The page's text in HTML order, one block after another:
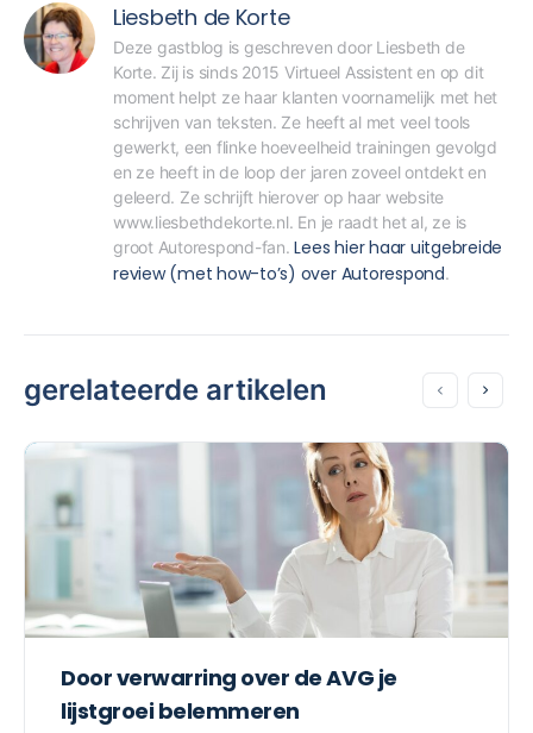
Liesbeth de Korte
Deze gastblog is geschreven door Liesbeth de
Korte. Zij is sinds 2015 Virtueel Assistent en op dit
moment helpt ze haar klanten voornamelijk met het
schrijven van teksten. Ze heeft al met veel tools
gewerkt, een flinke hoeveelheid trainingen gevolgd
en ze heeft in de loop der jaren zoveel ontdekt en
geleerd. Ze schrijft hierover op haar website
www.liesbethdekorte.nl. En je raadt het al, ze is
groot Autorespond-fan. Lees hier haar uitgebreide
review (met how-to’s) over Autorespond.
gerelateerde artikelen
Door verwarring over de AVG je
lijstgroei belemmeren